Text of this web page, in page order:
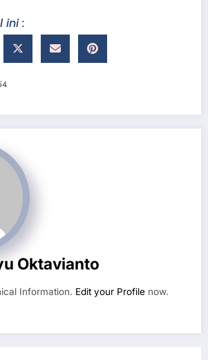
ini :
Oktavianto
Information. Edit your Profile now.